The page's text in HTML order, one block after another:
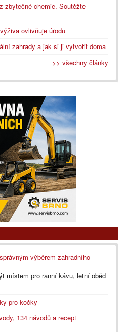
zbytečné chemie. Soutěžte
ovlivňuje úrodu
zahrady a jak si ji vytvořit doma
>> všechny články
výběrem zahradního
místem pro ranní kávu, letní oběd
pro kočky
134 návodů a recept